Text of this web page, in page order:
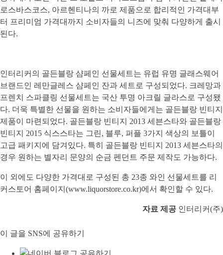
로스바스코스, 아르헨티나의 까로 제품으로 합리적인 가격대부
터 프리미엄 가격대까지 소비자들의 니즈에 맞춰 다양하게 출시
된다.
인터리커의 골든블랑 샴페인 선물세트는 유럽 유명 글래스웨어
브랜드인 레만글레스 샴페인 잔과 세트로 구성되었다. 크레망과
프렌치 스파클링 선물세트는 국산 투명 아크릴 글라스로 구성됐
다. 더욱 특별한 선물을 원하는 소비자들에게는 골든블랑 빈티지
제품이 마련되었다. 골든블랑 빈티지 2013 세븐스타와 골든블랑
빈티지 2015 식스스타는 그린, 블루, 퍼플 3가지 색상의 보틀이
고급 패키지에 담겨있다. 특히 골든블랑 빈티지 2013 세븐스타의
경우 원하는 별자리 문양의 순금 펜던트 주문 제작도 가능하다.
이 외에도 다양한 가격대로 구성된 총 23종 와인 선물세트를 리
커스토어 홈페이지(www.liquorstore.co.kr)에서 확인할 수 있다.
자료 제공 인터리커(주)
이 글을 SNS에 공유하기